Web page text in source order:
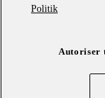
revenir au début
environnementales
termes et conditions
politique de
Politik
Autoriser